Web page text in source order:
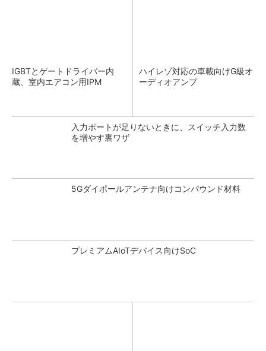
IGBTとゲートドライバー内
蔵、室内エアコン用IPM
ハイレゾ対応の車載向けG級オ
ーディオアンプ
入力ポートが足りないときに、スイッチ入力数
を増やす裏ワザ
5Gダイポールアンテナ向けコンパウンド材料
プレミアムAIoTデバイス向けSoC